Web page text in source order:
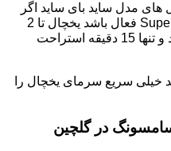
های مدل ساید بای ساید اگر
حالت های Power Fridge یا Super Cold فعال باشد یخچال تا 2
ساعت به صورت مداوم کار می کند و تنها 15 دقیقه استراحت
خیلی سریع سرمای یخچال را
سامسونگ در گلچین